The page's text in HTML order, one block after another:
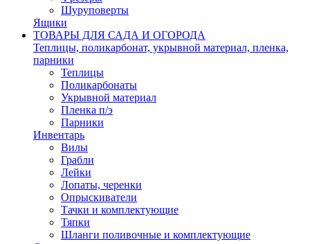
Шуруповерты
Ящики
ТОВАРЫ ДЛЯ САДА И ОГОРОДА
Теплицы, поликарбонат, укрывной материал, пленка,
парники
Теплицы
Поликарбонаты
Укрывной материал
Пленка п/э
Парники
Инвентарь
Вилы
Грабли
Лейки
Лопаты, черенки
Опрыскиватели
Тачки и комплектующие
Тяпки
Шланги поливочные и комплектующие